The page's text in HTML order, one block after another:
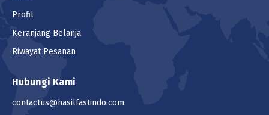
Profil
Keranjang Belanja
Riwayat Pesanan
Hubungi Kami
contactus@hasilfastindo.com